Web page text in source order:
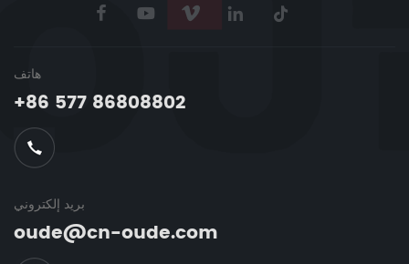
هاتف
+86 577 86808802
بريد إلكتروني
oude@cn-oude.com